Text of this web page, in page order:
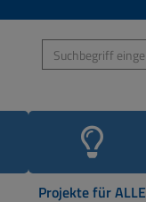
Projekte für ALLE